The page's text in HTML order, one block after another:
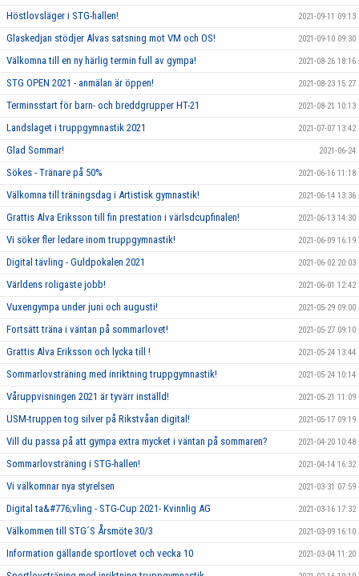
Höstlovsläger i STG-hallen! 2021-09-11 09:13
Glaskedjan stödjer Alvas satsning mot VM och OS! 2021-09-10 09:30
Välkomna till en ny härlig termin full av gympa! 2021-08-26 18:16
STG OPEN 2021 - anmälan är öppen! 2021-08-23 15:27
Terminsstart för barn- och breddgrupper HT-21 2021-08-21 10:13
Landslaget i truppgymnastik 2021 2021-07-07 13:42
Glad Sommar! 2021-06-24
Sökes - Tränare på 50% 2021-06-16 11:18
Välkomna till träningsdag i Artistisk gymnastik! 2021-06-14 13:36
Grattis Alva Eriksson till fin prestation i värlsdcupfinalen! 2021-06-13 14:30
Vi söker fler ledare inom truppgymnastik! 2021-06-09 16:19
Digital tävling - Guldpokalen 2021 2021-06-02 20:03
Världens roligaste jobb! 2021-06-01 12:42
Vuxengympa under juni och augusti! 2021-05-29 09:00
Fortsätt träna i väntan på sommarlovet! 2021-05-27 09:10
Grattis Alva Eriksson och lycka till ! 2021-05-24 13:44
Sommarlovsträning med inriktning truppgymnastik! 2021-05-24 10:14
Våruppvisningen 2021 är tyvärr inställd! 2021-05-21 11:09
USM-truppen tog silver på Rikstvåan digital! 2021-05-17 09:19
Vill du passa på att gympa extra mycket i väntan på sommaren? 2021-04-20 10:48
Sommarlovsträning i STG-hallen! 2021-04-14 16:32
Vi välkomnar nya styrelsen 2021-03-31 07:59
Digital ta&#776;vling - STG-Cup 2021- Kvinnlig AG 2021-03-16 17:32
Välkommen till STG´S Årsmöte 30/3 2021-03-09 16:10
Information gällande sportlovet och vecka 10 2021-03-04 11:20